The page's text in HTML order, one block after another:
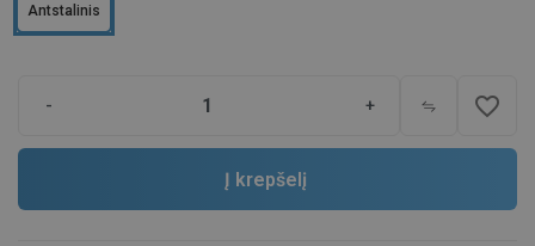
Antstalinis
- + favorite_border
Į krepšelį